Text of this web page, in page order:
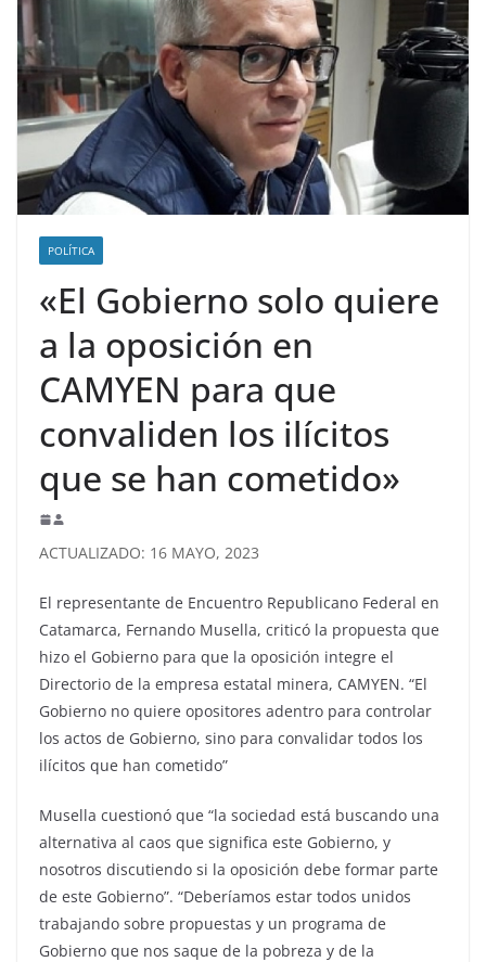
POLÍTICA
«El Gobierno solo quiere
a la oposición en
CAMYEN para que
convaliden los ilícitos
que se han cometido»
ACTUALIZADO: 16 MAYO, 2023
El representante de Encuentro Republicano Federal en
Catamarca, Fernando Musella, criticó la propuesta que
hizo el Gobierno para que la oposición integre el
Directorio de la empresa estatal minera, CAMYEN. “El
Gobierno no quiere opositores adentro para controlar
los actos de Gobierno, sino para convalidar todos los
ilícitos que han cometido”
Musella cuestionó que “la sociedad está buscando una
alternativa al caos que significa este Gobierno, y
nosotros discutiendo si la oposición debe formar parte
de este Gobierno”. “Deberíamos estar todos unidos
trabajando sobre propuestas y un programa de
Gobierno que nos saque de la pobreza y de la